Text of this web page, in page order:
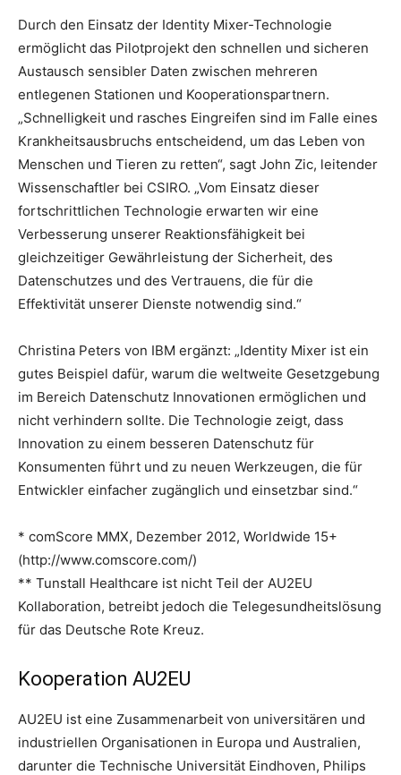
Durch den Einsatz der Identity Mixer-Technologie
ermöglicht das Pilotprojekt den schnellen und sicheren
Austausch sensibler Daten zwischen mehreren
entlegenen Stationen und Kooperationspartnern.
„Schnelligkeit und rasches Eingreifen sind im Falle eines
Krankheitsausbruchs entscheidend, um das Leben von
Menschen und Tieren zu retten“, sagt John Zic, leitender
Wissenschaftler bei CSIRO. „Vom Einsatz dieser
fortschrittlichen Technologie erwarten wir eine
Verbesserung unserer Reaktionsfähigkeit bei
gleichzeitiger Gewährleistung der Sicherheit, des
Datenschutzes und des Vertrauens, die für die
Effektivität unserer Dienste notwendig sind.“
Christina Peters von IBM ergänzt: „Identity Mixer ist ein
gutes Beispiel dafür, warum die weltweite Gesetzgebung
im Bereich Datenschutz Innovationen ermöglichen und
nicht verhindern sollte. Die Technologie zeigt, dass
Innovation zu einem besseren Datenschutz für
Konsumenten führt und zu neuen Werkzeugen, die für
Entwickler einfacher zugänglich und einsetzbar sind.“
* comScore MMX, Dezember 2012, Worldwide 15+
(http://www.comscore.com/)
** Tunstall Healthcare ist nicht Teil der AU2EU
Kollaboration, betreibt jedoch die Telegesundheitslösung
für das Deutsche Rote Kreuz.
Kooperation AU2EU
AU2EU ist eine Zusammenarbeit von universitären und
industriellen Organisationen in Europa und Australien,
darunter die Technische Universität Eindhoven, Philips